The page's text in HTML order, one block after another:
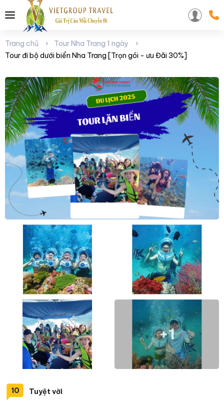
Trang chủ
Tour Nha Trang 1 ngày
Tour đi bộ dưới biển Nha Trang [Trọn gói - ưu Đãi 30%]
+1
10 Tuyệt vời